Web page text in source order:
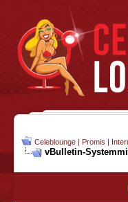
Celeblounge | Promis |
vBulletin-